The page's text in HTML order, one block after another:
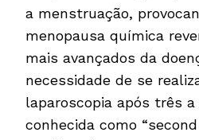
a menstruação,
menopausa química
mais avançados da
necessidade de se
laparoscopia após três
conhecida como